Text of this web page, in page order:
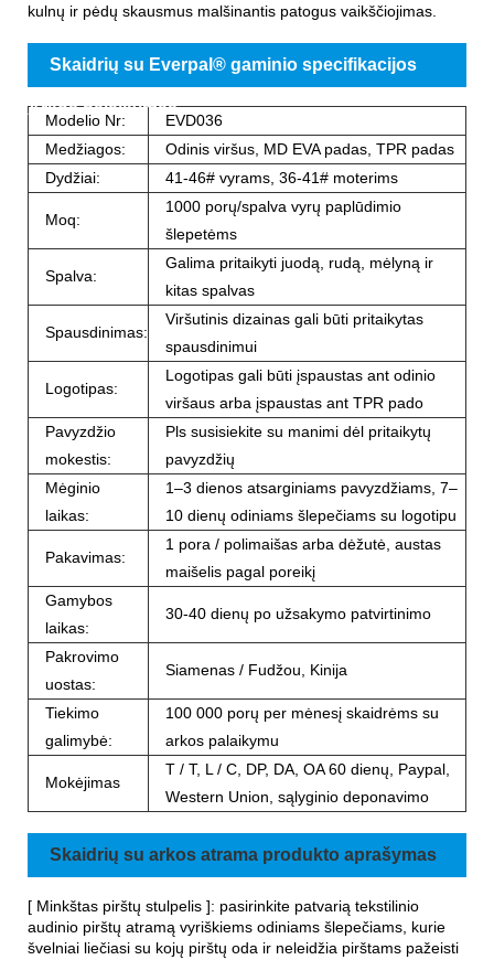
kulnų ir pėdų skausmus malšinantis patogus vaikščiojimas.
Skaidrių su Everpal® gaminio specifikacijos
Arkos palaikymas
Modelio Nr:
EVD036
Medžiagos:
Odinis viršus, MD EVA padas, TPR padas
Dydžiai:
41-46# vyrams, 36-41# moterims
Moq:
1000 porų/spalva vyrų paplūdimio
šlepetėms
Spalva:
Galima pritaikyti juodą, rudą, mėlyną ir
kitas spalvas
Spausdinimas:
Viršutinis dizainas gali būti pritaikytas
spausdinimui
Logotipas:
Logotipas gali būti įspaustas ant odinio
viršaus arba įspaustas ant TPR pado
Pavyzdžio
mokestis:
Pls susisiekite su manimi dėl pritaikytų
pavyzdžių
Mėginio
laikas:
1–3 dienos atsarginiams pavyzdžiams, 7–
10 dienų odiniams šlepečiams su logotipu
Pakavimas:
1 pora / polimaišas arba dėžutė, austas
maišelis pagal poreikį
Gamybos
laikas:
30-40 dienų po užsakymo patvirtinimo
Pakrovimo
uostas:
Siamenas / Fudžou, Kinija
Tiekimo
galimybė:
100 000 porų per mėnesį skaidrėms su
arkos palaikymu
Mokėjimas
T / T, L / C, DP, DA, OA 60 dienų, Paypal,
Western Union, sąlyginio deponavimo
Skaidrių su arkos atrama produkto aprašymas
[ Minkštas pirštų stulpelis ]: pasirinkite patvarią tekstilinio
audinio pirštų atramą vyriškiems odiniams šlepečiams, kurie
švelniai liečiasi su kojų pirštų oda ir neleidžia pirštams pažeisti